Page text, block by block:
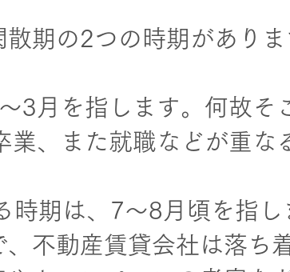
期の2つの時期がありま
3月を指します。何故そ
業、また就職などが重な
時期は、7～8月頃を指
、不動産賃貸会社は落ち